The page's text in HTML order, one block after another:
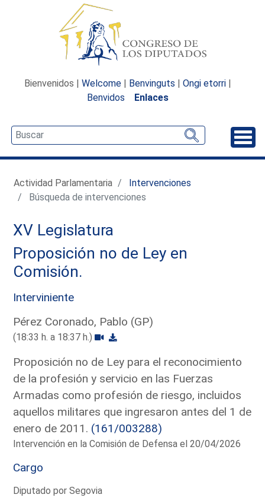
Bienvenidos | Welcome | Benvinguts | Ongi etorri |
Benvidos
Enlaces
Actividad Parlamentaria
Intervenciones
Búsqueda de intervenciones
XV Legislatura
Proposición no de Ley en
Comisión.
Interviniente
Pérez Coronado, Pablo (GP)
(18:33 h. a 18:37 h.)
Proposición no de Ley para el reconocimiento
de la profesión y servicio en las Fuerzas
Armadas como profesión de riesgo, incluidos
aquellos militares que ingresaron antes del 1 de
enero de 2011. (161/003288)
Intervención en la Comisión de Defensa el 20/04/2026
Cargo
Diputado por Segovia